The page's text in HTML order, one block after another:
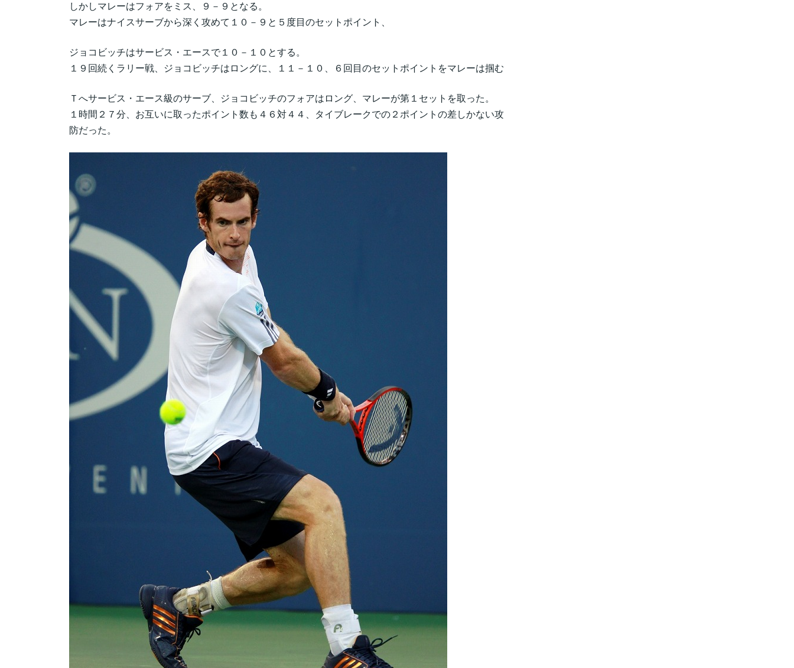
しかしマレーはフォアをミス、９－９となる。
マレーはナイスサーブから深く攻めて１０－９と５度目のセットポイント、
ジョコビッチはサービス・エースで１０－１０とする。
１９回続くラリー戦、ジョコビッチはロングに、１１－１０、６回目のセットポイントをマレーは掴む
Ｔへサービス・エース級のサーブ、ジョコビッチのフォアはロング、マレーが第１セットを取った。
１時間２７分、お互いに取ったポイント数も４６対４４、タイブレークでの２ポイントの差しかない攻
防だった。